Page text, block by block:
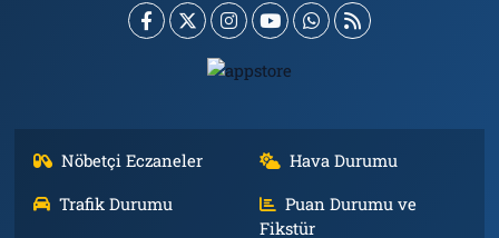
Nöbetçi Eczaneler
Hava Durumu
Trafik Durumu
Puan Durumu ve
Fikstür